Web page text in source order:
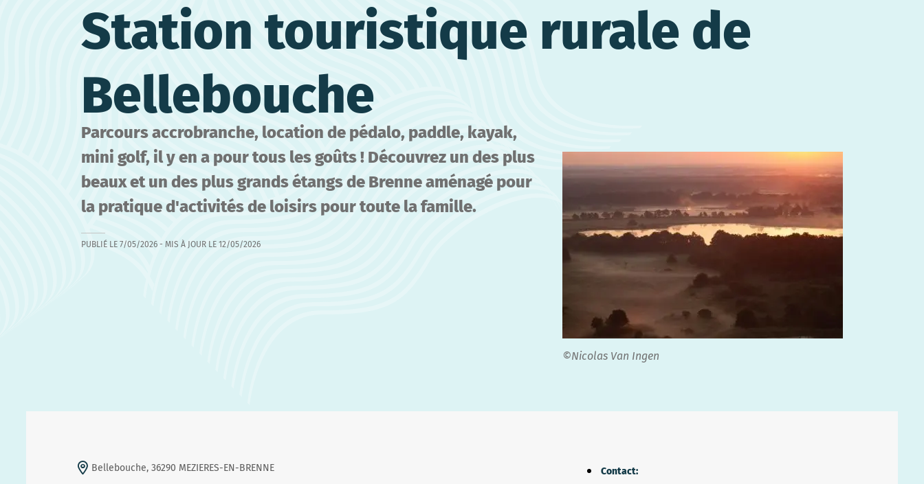
Station touristique rurale de
Bellebouche
Parcours accrobranche, location de pédalo, paddle, kayak,
mini golf, il y en a pour tous les goûts ! Découvrez un des plus
beaux et un des plus grands étangs de Brenne aménagé pour
la pratique d'activités de loisirs pour toute la famille.
PUBLIÉ LE 7/05/2026 - MIS À JOUR LE 12/05/2026
©Nicolas Van Ingen
Bellebouche, 36290 MEZIERES-EN-BRENNE Contact: